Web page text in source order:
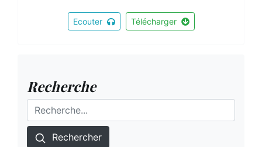
Ecouter Télécharger
Recherche
Rechercher